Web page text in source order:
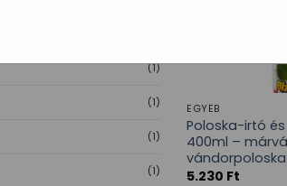
(1)
(1)
(1)
(1)
EGYÉB
Poloska-irtó
400ml –
vándorpoloska
5.230 Ft